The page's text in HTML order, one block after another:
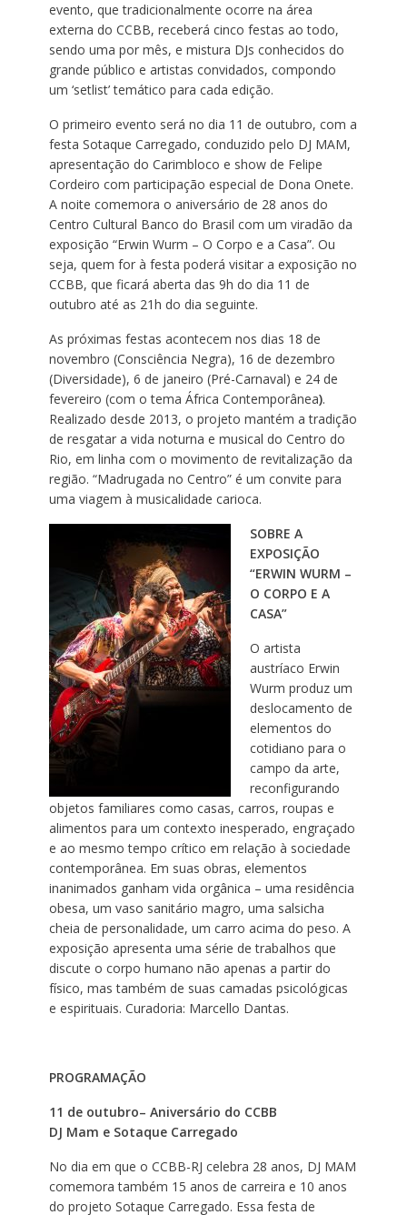
evento, que tradicionalmente ocorre na área
externa do CCBB, receberá cinco festas ao todo,
sendo uma por mês, e mistura DJs conhecidos do
grande público e artistas convidados, compondo
um ‘setlist’ temático para cada edição.
O primeiro evento será no dia 11 de outubro, com a
festa Sotaque Carregado, conduzido pelo DJ MAM,
apresentação do Carimbloco e show de Felipe
Cordeiro com participação especial de Dona Onete.
A noite comemora o aniversário de 28 anos do
Centro Cultural Banco do Brasil com um viradão da
exposição “Erwin Wurm – O Corpo e a Casa”. Ou
seja, quem for à festa poderá visitar a exposição no
CCBB, que ficará aberta das 9h do dia 11 de
outubro até as 21h do dia seguinte.
As próximas festas acontecem nos dias 18 de
novembro (Consciência Negra), 16 de dezembro
(Diversidade), 6 de janeiro (Pré-Carnaval) e 24 de
fevereiro (com o tema África Contemporânea).
Realizado desde 2013, o projeto mantém a tradição
de resgatar a vida noturna e musical do Centro do
Rio, em linha com o movimento de revitalização da
região. “Madrugada no Centro” é um convite para
uma viagem à musicalidade carioca.
SOBRE A
EXPOSIÇÃO
“ERWIN WURM –
O CORPO E A
CASA”
O artista
austríaco Erwin
Wurm produz um
deslocamento de
elementos do
cotidiano para o
campo da arte,
reconfigurando
objetos familiares como casas, carros, roupas e
alimentos para um contexto inesperado, engraçado
e ao mesmo tempo crítico em relação à sociedade
contemporânea. Em suas obras, elementos
inanimados ganham vida orgânica – uma residência
obesa, um vaso sanitário magro, uma salsicha
cheia de personalidade, um carro acima do peso. A
exposição apresenta uma série de trabalhos que
discute o corpo humano não apenas a partir do
físico, mas também de suas camadas psicológicas
e espirituais. Curadoria: Marcello Dantas.
PROGRAMAÇÃO
11 de outubro– Aniversário do CCBB
DJ Mam e Sotaque Carregado
No dia em que o CCBB-RJ celebra 28 anos, DJ MAM
comemora também 15 anos de carreira e 10 anos
do projeto Sotaque Carregado. Essa festa de